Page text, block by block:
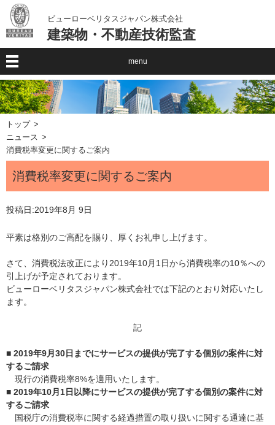
ビューローベリタスジャパン株式会社
建築物・不動産技術監査
menu
トップ
ニュース
消費税率変更に関するご案内
消費税率変更に関するご案内
投稿日:2019年8月 9日
平素は格別のご高配を賜り、厚くお礼申し上げます。
さて、消費税法改正により2019年10月1日から消費税率の10％への
引上げが予定されております。
ビューローベリタスジャパン株式会社では下記のとおり対応いたし
ます。
記
■ 2019年9月30日までにサービスの提供が完了する個別の案件に対
するご請求
現行の消費税率8%を適用いたします。
■ 2019年10月1日以降にサービスの提供が完了する個別の案件に対
するご請求
国税庁の消費税率に関する経過措置の取り扱いに関する通達に基